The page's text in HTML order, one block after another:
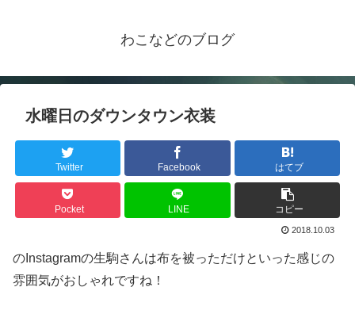
わこなどのブログ
水曜日のダウンタウン衣装
Twitter Facebook はてブ
Pocket LINE コピー
2018.10.03
のInstagramの生駒さんは布を被っただけといった感じの
雰囲気がおしゃれですね！